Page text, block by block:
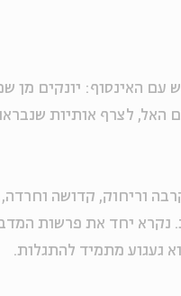
האינסוף: יונקים מן
האל, לצרף אותיות
וריחוק, קדושה
נקרא יחד את פרשות
געגוע מתמיד להתגלות.